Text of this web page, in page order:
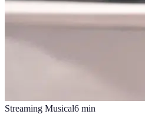
Streaming Musical6 min